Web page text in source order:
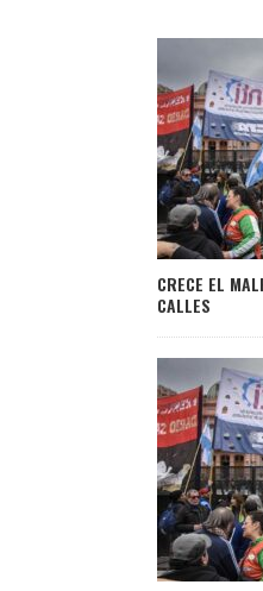
CRECE EL
CALLES